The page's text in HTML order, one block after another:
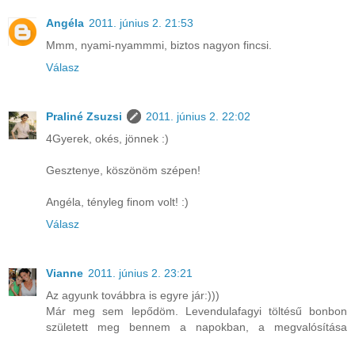
Angéla 2011. június 2. 21:53
Mmm, nyami-nyammmi, biztos nagyon fincsi.
Válasz
Praliné Zsuzsi
2011. június 2. 22:02
4Gyerek, okés, jönnek :)
Gesztenye, köszönöm szépen!
Angéla, tényleg finom volt! :)
Válasz
Vianne 2011. június 2. 23:21
Az agyunk továbbra is egyre jár:)))
Már meg sem lepődöm. Levendulafagyi töltésű bonbon
született meg bennem a napokban, a megvalósítása